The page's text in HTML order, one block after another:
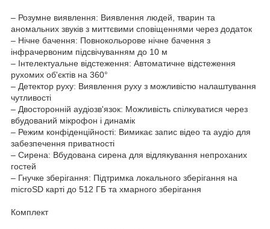
– Розумне виявлення: Виявлення людей, тварин та
аномальних звуків з миттєвими сповіщеннями через додаток
– Нічне бачення: Повнокольорове нічне бачення з
інфрачервоним підсвічуванням до 10 м
– Інтелектуальне відстеження: Автоматичне відстеження
рухомих об'єктів на 360°
– Детектор руху: Виявлення руху з можливістю налаштування
чутливості
– Двосторонній аудіозв'язок: Можливість спілкуватися через
вбудований мікрофон і динамік
– Режим конфіденційності: Вимикає запис відео та аудіо для
забезпечення приватності
– Сирена: Вбудована сирена для відлякування непроханих
гостей
– Гнучке зберігання: Підтримка локального зберігання на
microSD карті до 512 ГБ та хмарного зберігання
Комплект